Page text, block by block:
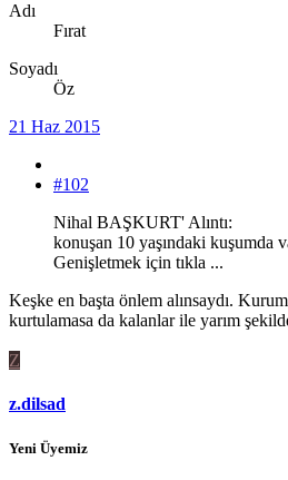
Adı
Fırat
Soyadı
Öz
21 Haz 2015
#102
Nihal BAŞKURT' Alıntı:
konuşan 10 yaşındaki kuşumda
Genişletmek için tıkla ...
Keşke en başta önlem alınsaydı.
kurtulamasa da kalanlar ile yarım
Z
z.dilsad
Yeni Üyemiz